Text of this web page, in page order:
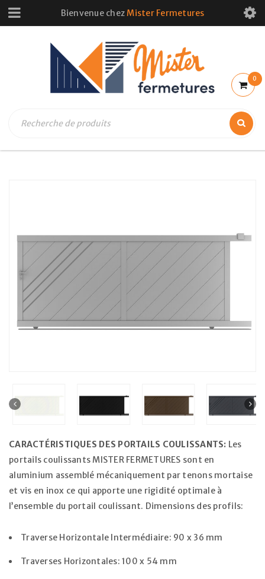
Bienvenue chezMister Fermetures
0
CARACTÉRISTIQUES DES PORTAILS COULISSANTS: Les
portails coulissants MISTER FERMETURES sont en
aluminium assemblé mécaniquement par tenons mortaise
et vis en inox ce qui apporte une rigidité optimale à
l’ensemble du portail coulissant. Dimensions des profils:
Traverse Horizontale Intermédiaire: 90 x 36 mm
Traverses Horizontales: 100 x 54 mm